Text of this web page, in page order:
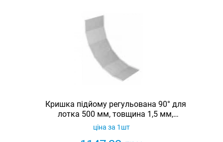
Кришка підйому регульована 90° для
лотка 500 мм, товщина 1,5 мм,
гарячеоцинкована, Eurotray
ціна за 1шт